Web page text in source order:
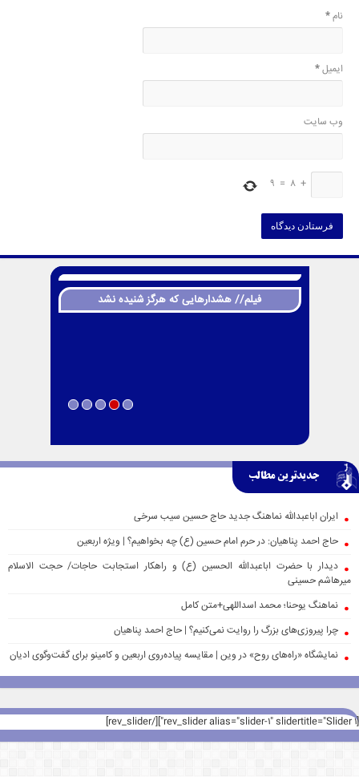
نام*
ایمیل*
وب‌ سایت
+
8
=
9
فیلم// هشدارهایی که هرگز شنیده نشد
جدیدترین مطالب
ایران اباعبدالله نماهنگ جدید حاج حسین سیب سرخی
حاج احمد پناهیان: در حرم امام حسین (ع) چه بخواهیم؟ | ویژه اربعین
دیدار با حضرت اباعبدالله الحسین (ع) و راهکار استجابت حاجات/ حجت الاسلام
میرهاشم حسینی
نماهنگ یوحنا؛ محمد اسداللهی+متن کامل
چرا پیروزی‌های بزرگ را روایت نمی‌کنیم؟ | حاج احمد پناهیان
نمایشگاه «راه‌های روح» در وین | مقایسه پیاده‌روی اربعین و کامینو برای گفت‌وگوی ادیان
[rev_slider alias="slider-1" slidertitle="Slider 1"][/rev_slider]